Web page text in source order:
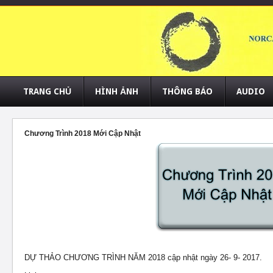
TRANG CHỦ HÌNH ẢNH THÔNG BÁO AUDIO
Chương Trình 2018 Mới Cập Nhật
DỰ THẢO CHƯƠNG TRÌNH NĂM 2018 cập nhật ngày 26- 9- 2017.